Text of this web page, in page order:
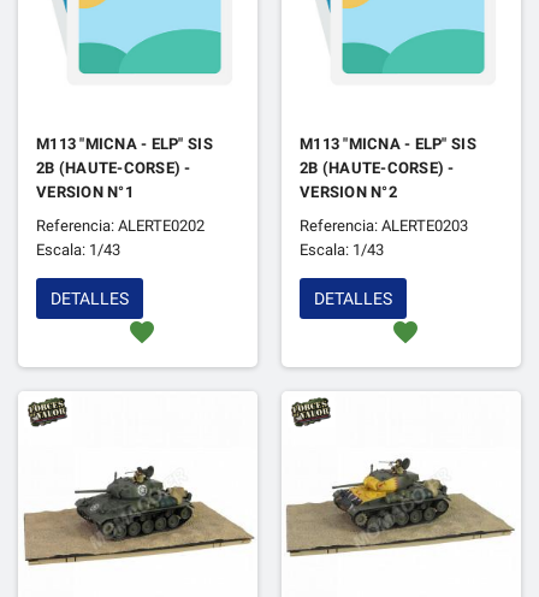
M113 "MICNA - ELP" SIS
2B (HAUTE-CORSE) -
VERSION N°1
Referencia: ALERTE0202
Escala: 1/43
favorite
DETALLES
M113 "MICNA - ELP" SIS
2B (HAUTE-CORSE) -
VERSION N°2
Referencia: ALERTE0203
Escala: 1/43
favorite
DETALLES